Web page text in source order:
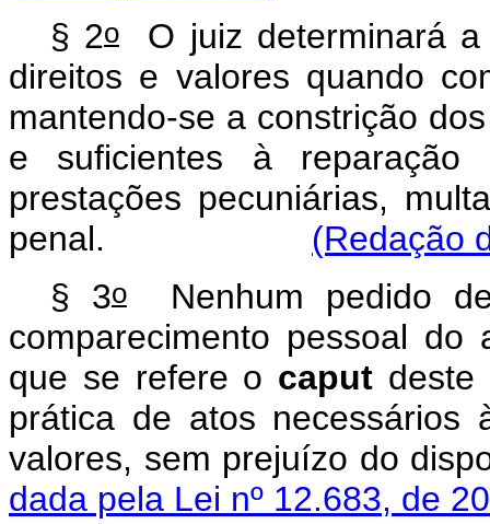
§ 2oO juiz determinará a
direitos e valores quando
mantendo-se a constrição
e suficientes à
prestações pecuniárias,
penal. (Redação
§ 3oNenhum pedido de
comparecimento pessoal
que se refere o caput deste
prática de atos necessários
valores, sem prejuízo do
dada pela Lei nº 12.683, de